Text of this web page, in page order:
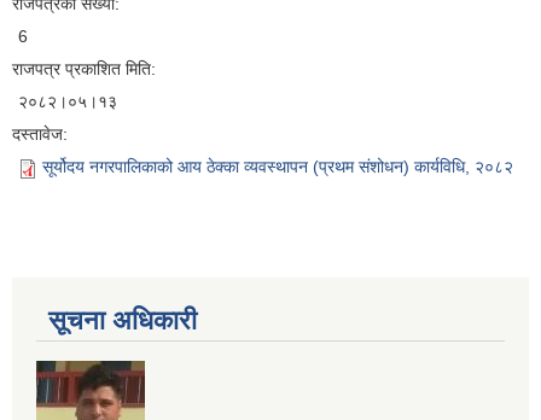
राजपत्रको संख्या:
6
राजपत्र प्रकाशित मिति:
२०८२।०५।१३
दस्तावेज:
सूर्योदय नगरपालिकाको आय ठेक्का व्यवस्थापन (प्रथम संशोधन) कार्यविधि, २०८२
सूचना अधिकारी